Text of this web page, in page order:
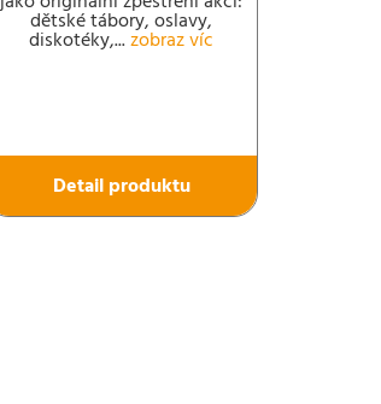
dětské tábory, oslavy,
diskotéky,... zobraz víc
Detail produktu